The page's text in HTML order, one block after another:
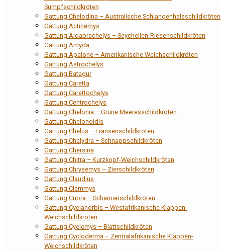
Sumpfschildkröten
Gattung Chelodina – Australische Schlangenhalsschildkröten
Gattung Actinemys
Gattung Aldabrachelys – Seychellen-Riesenschildkröten
Gattung Amyda
Gattung Apalone – Amerikanische Weichschildkröten
Gattung Astrochelys
Gattung Batagur
Gattung Caretta
Gattung Carettochelys
Gattung Centrochelys
Gattung Chelonia – Grüne Meeresschildkröten
Gattung Chelonoidis
Gattung Chelus – Fransenschildkröten
Gattung Chelydra – Schnappschildkröten
Gattung Chersina
Gattung Chitra – Kurzkopf-Weichschildkröten
Gattung Chrysemys – Zierschildkröten
Gattung Claudius
Gattung Clemmys
Gattung Cuora – Scharnierschildkröten
Gattung Cyclanorbis – Westafrikanische Klappen-
Weichschildkröten
Gattung Cyclemys – Blattschildkröten
Gattung Cycloderma – Zentralafrikanische Klappen-
Weichschildkröten